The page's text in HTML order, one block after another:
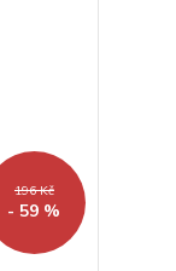
196 Kč
- 59 %